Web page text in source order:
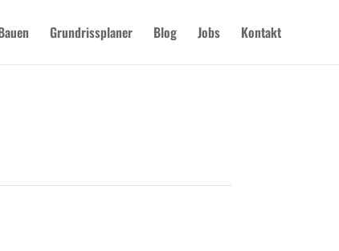
Grundrissplaner Blog Jobs Kontakt